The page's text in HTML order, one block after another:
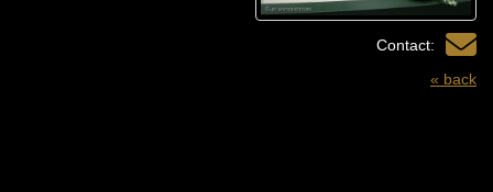
Contact:
« back